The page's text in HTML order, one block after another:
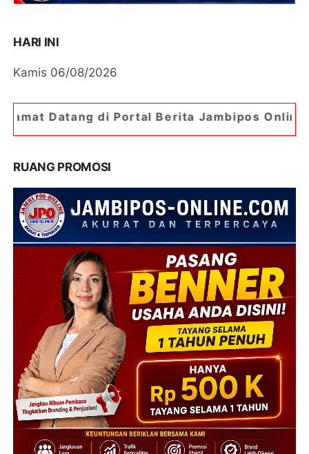
HARI INI
Kamis 06/08/2026
Portal Berita Jambipos Online. Portal Berita
RUANG PROMOSI